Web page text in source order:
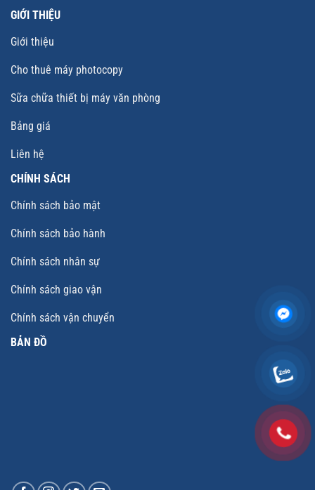
GIỚI THIỆU
Giới thiệu
Cho thuê máy photocopy
Sữa chữa thiết bị máy văn phòng
Bảng giá
Liên hệ
CHÍNH SÁCH
Chính sách bảo mật
Chính sách bảo hành
Chính sách nhân sự
Chính sách giao vận
Chính sách vận chuyển
BẢN ĐỒ